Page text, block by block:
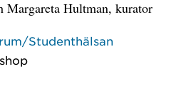
Margareta Hultman, kurator
Studenthälsan